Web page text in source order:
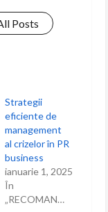
Posts
Strategii
eficiente de
management
al crizelor în PR
business
ianuarie 1, 2025
În
„RECOMANDARI”